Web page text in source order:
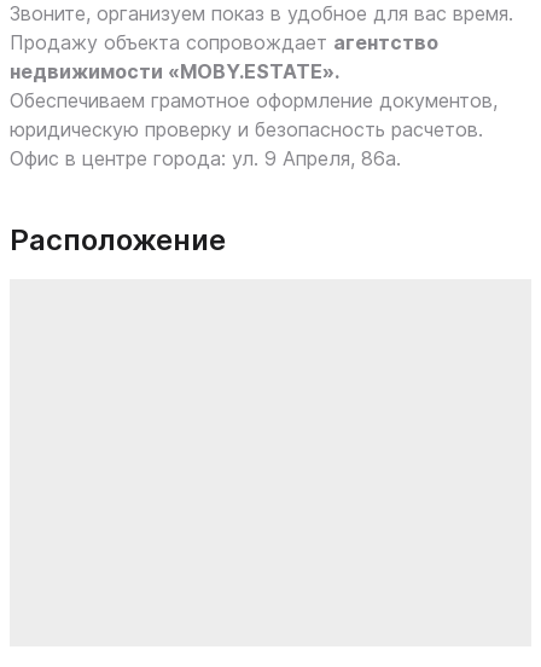
Звоните, организуем показ в удобное для вас время.
Продажу объекта сопровождает агентство
недвижимости «MOBY.ESTATE».
Обеспечиваем грамотное оформление документов,
юридическую проверку и безопасность расчетов.
Офис в центре города: ул. 9 Апреля, 86а.
Расположение